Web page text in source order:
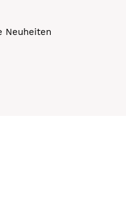
Neuheiten